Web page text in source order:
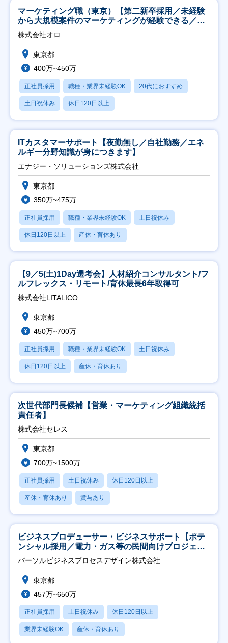
マーケティング職（東京）【第二新卒採用／未経験
から大規模案件のマーケティングが経験できる／研
修充実】
株式会社オロ
東京都
400万~450万
正社員採用 職種・業界未経験OK 20代におすすめ
土日祝休み 休日120日以上
ITカスタマーサポート【夜勤無し／自社勤務／エネ
ルギー分野知識が身につきます】
エナジー・ソリューションズ株式会社
東京都
350万~475万
正社員採用 職種・業界未経験OK 土日祝休み
休日120日以上 産休・育休あり
【9／5(土)1Day選考会】人材紹介コンサルタント/フ
ルフレックス・リモート/育休最長6年取得可
株式会社LITALICO
東京都
450万~700万
正社員採用 職種・業界未経験OK 土日祝休み
休日120日以上 産休・育休あり
次世代部門長候補【営業・マーケティング組織統括
責任者】
株式会社セレス
東京都
700万~1500万
正社員採用 土日祝休み 休日120日以上
産休・育休あり 賞与あり
ビジネスプロデューサー・ビジネスサポート【ポテ
ンシャル採用／電力・ガス等の民間向けプロジェク
ト推進】
パーソルビジネスプロセスデザイン株式会社
東京都
457万~650万
正社員採用 土日祝休み 休日120日以上
業界未経験OK 産休・育休あり